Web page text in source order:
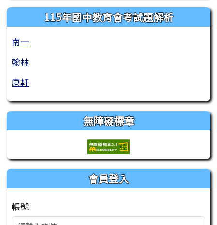
115年國中教育會考試題解析
南一
翰林
康軒
無障礙標章
會員登入
帳號